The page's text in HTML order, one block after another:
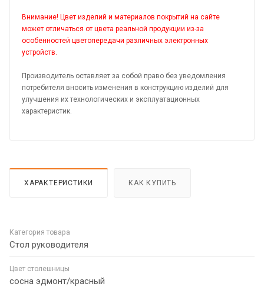
Внимание! Цвет изделий и материалов покрытий на сайте
может отличаться от цвета реальной продукции из-за
особенностей цветопередачи различных электронных
устройств.
Производитель оставляет за собой право без уведомления
потребителя вносить изменения в конструкцию изделий для
улучшения их технологических и эксплуатационных
характеристик.
ХАРАКТЕРИСТИКИ КАК КУПИТЬ
Категория товара
Стол руководителя
Цвет столешницы
сосна эдмонт/красный